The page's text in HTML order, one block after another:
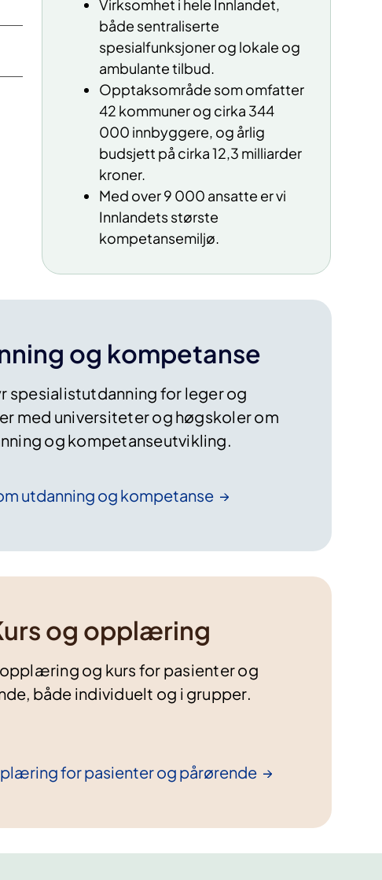
Virksomhet i hele Innlandet,
både sentraliserte
spesialfunksjoner og lokale og
ambulante tilbud.
Opptaksområde som omfatter
42 kommuner og cirka 344
000 innbyggere, og årlig
budsjett på cirka 12,3 milliarder
kroner.
Med over 9 000 ansatte er vi
Innlandets største
kompetansemiljø.​
og kompetanse
spesialistutdanning for leger og
med universiteter og høgskoler om
og kompetanseutvikling.
utdanning ogkompetanse
og opplæring
og kurs for pasienter og
både individuelt og i grupper.
for pasienter ogpårørende